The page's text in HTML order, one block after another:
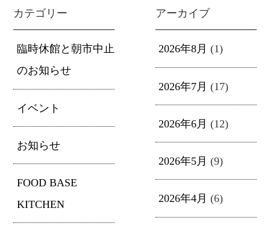
カテゴリー
臨時休館と朝市中止
のお知らせ
イベント
お知らせ
FOOD BASE
KITCHEN
アーカイブ
2026年8月 (1)
2026年7月 (17)
2026年6月 (12)
2026年5月 (9)
2026年4月 (6)